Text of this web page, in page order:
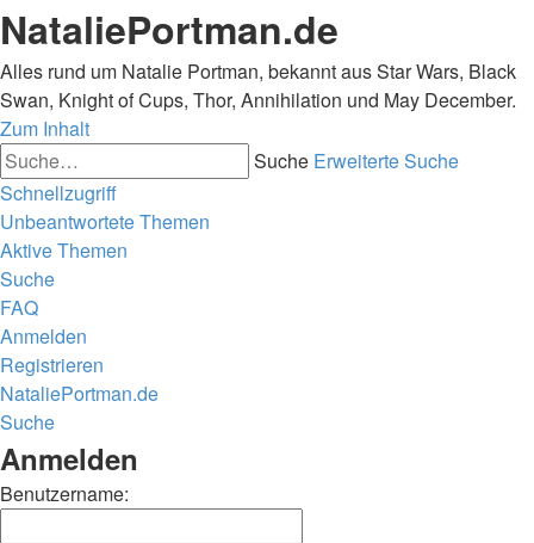
NataliePortman.de
Alles rund um Natalie Portman, bekannt aus Star Wars, Black
Swan, Knight of Cups, Thor, Annihilation und May December.
Zum Inhalt
Suche Erweiterte Suche
Schnellzugriff
Unbeantwortete Themen
Aktive Themen
Suche
FAQ
Anmelden
Registrieren
NataliePortman.de
Suche
Anmelden
Benutzername: